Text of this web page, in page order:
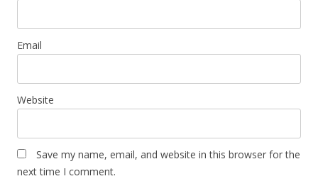
Email
Website
Save my name, email, and website in this browser for the
next time I comment.